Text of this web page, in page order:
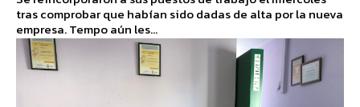
tras comprobar que habían sido dadas de alta por la nueva
empresa. Tempo aún les...